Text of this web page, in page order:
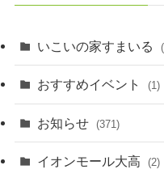
いこいの家すまいる
おすすめイベント (1)
お知らせ (371)
イオンモール大高 (2)